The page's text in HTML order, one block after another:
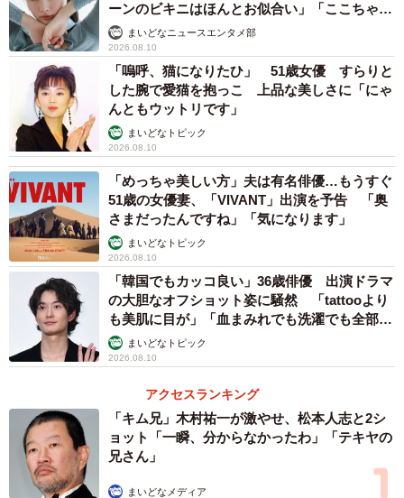
ーンのビキニはほんとお似合い」「ここちゃん
天使 また可愛くなった」
まいどなニュースエンタメ部
2026.08.10
「嗚呼、猫になりたひ」 51歳女優 すらりと
した腕で愛猫を抱っこ 上品な美しさに「にゃ
んともウットリです」
まいどなトピック
2026.08.10
「めっちゃ美しい方」夫は有名俳優…もうすぐ
51歳の女優妻、「VIVANT」出演を予告 「奥
さまだったんですね」「気になります」
まいどなトピック
2026.08.10
「韓国でもカッコ良い」36歳俳優 出演ドラマ
の大胆なオフショット姿に騒然 「tattooより
も美肌に目が」「血まみれでも洗濯でも全部か
っこいい」
まいどなトピック
2026.08.10
アクセスランキング
「キム兄」木村祐一が激やせ、松本人志と2シ
ョット「一瞬、分からなかったわ」「テキヤの
兄さん」
まいどなメディア